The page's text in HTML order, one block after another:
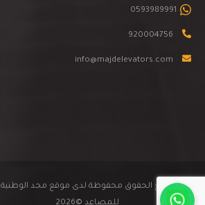
0593989991
920004756
info@majdelevators.com
جميع الحقوق محفوظة لدى موقع مجد الوطنية
للمصاعد ©2026